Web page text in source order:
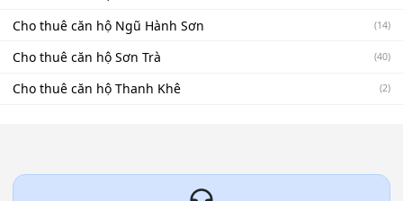
Cho thuê căn hộ Ngũ Hành Sơn (14)
Cho thuê căn hộ Sơn Trà (40)
Cho thuê căn hộ Thanh Khê (2)